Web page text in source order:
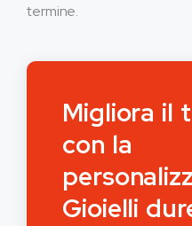
termine.
Migliora il
con la
Gioielli